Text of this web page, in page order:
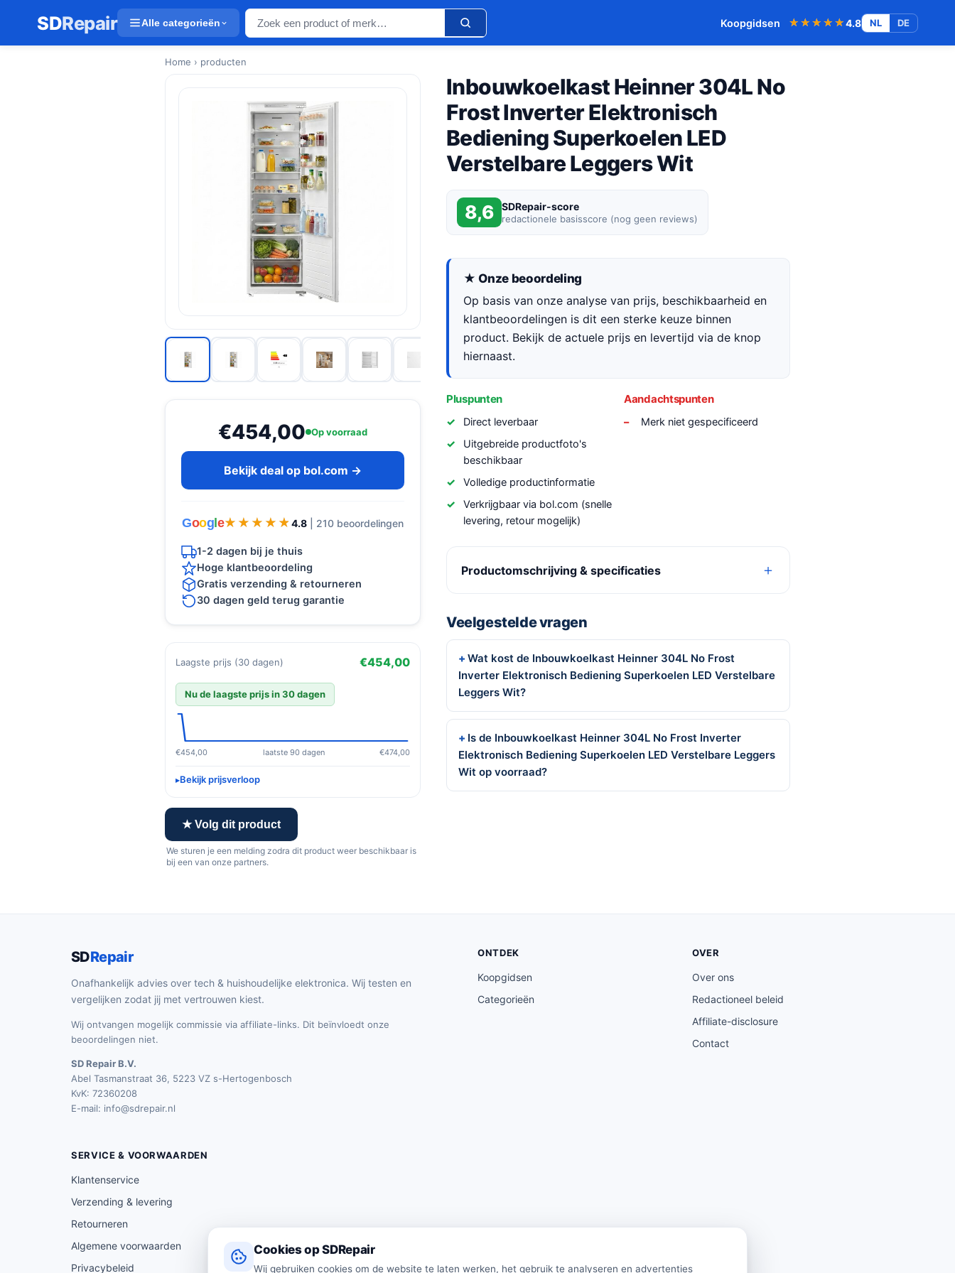
Cookies op SDRepair
Wij gebruiken cookies om de website te laten werken, het gebruik te analyseren en advertenties
SDRepair Alle categorieën Koopgidsen ★★★★★
★★★★★4.8 NL DE
Home › producten
€454,00 Op voorraad
Bekijk deal op bol.com →
Goog e★★★★★
★★★★★ 4.8 | 210 beoordelingen
1-2 dagen bij je thuis
Hoge klantbeoordeling
Gratis verzending & retourneren
30 dagen geld terug garantie
Laagste prijs (30 dagen) €454,00
Nu de laagste prijs in 30 dagen
€454,00 laatste 90 dagen €474,00
Bekijk prijsverloop
★ Volg dit product
We sturen je een melding zodra dit product weer beschikbaar is
bij een van onze partners.
Inbouwkoelkast Heinner 304L No
Frost Inverter Elektronisch
Bediening Superkoelen LED
Verstelbare Leggers Wit
8,6 SDRepair-score
redactionele basisscore (nog geen reviews)
★ Onze beoordeling
Op basis van onze analyse van prijs, beschikbaarheid en
klantbeoordelingen is dit een sterke keuze binnen
product. Bekijk de actuele prijs en levertijd via de knop
hiernaast.
Pluspunten
Direct leverbaar
Uitgebreide productfoto's
beschikbaar
Volledige productinformatie
Verkrijgbaar via bol.com (snelle
levering, retour mogelijk)
Aandachtspunten
Merk niet gespecificeerd
Productomschrijving & specificaties
Veelgestelde vragen
Wat kost de Inbouwkoelkast Heinner 304L No Frost
Inverter Elektronisch Bediening Superkoelen LED Verstelbare
Leggers Wit?
Is de Inbouwkoelkast Heinner 304L No Frost Inverter
Elektronisch Bediening Superkoelen LED Verstelbare Leggers
Wit op voorraad?
SDRepair
Onafhankelijk advies over tech & huishoudelijke elektronica. Wij testen en
vergelijken zodat jij met vertrouwen kiest.
Wij ontvangen mogelijk commissie via affiliate-links. Dit beïnvloedt onze
beoordelingen niet.
SD Repair B.V.
Abel Tasmanstraat 36, 5223 VZ s-Hertogenbosch
KvK: 72360208
E-mail: info@sdrepair.nl
ONTDEK
Koopgidsen
Categorieën
OVER
Over ons
Redactioneel beleid
Affiliate-disclosure
Contact
SERVICE & VOORWAARDEN
Klantenservice
Verzending & levering
Retourneren
Algemene voorwaarden
Privacybeleid